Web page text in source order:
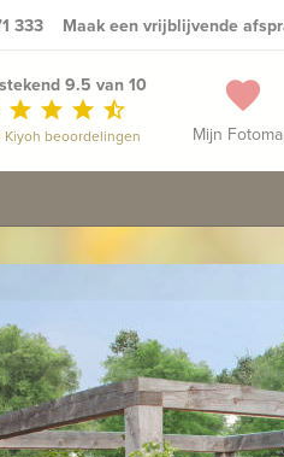
333 Maak een vrijblijvende
favorite
Mijn
9.5 van 10
star star star star_half
Kiyoh beoordelingen